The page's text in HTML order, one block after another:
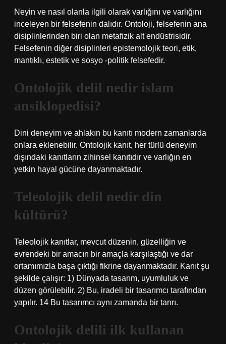
Neyin ve nasıl olanla ilgili olarak varlığını ve varlığını
inceleyen bir felsefenin dalıdır. Ontoloji, felsefenin ana
disiplinlerinden biri olan metafizik alt endüstrisidir.
Felsefenin diğer disiplinleri epistemolojik teori, etik,
mantıklı, estetik ve sosyo -politik felsefedir.
Ontolojik delil nedir islam
ansiklopedisi?
Dini deneyim ve ahlakın bu kanıtı modern zamanlarda
onlara eklenebilir. Ontolojik kanıt, her türlü deneyim
dışındaki kanıtların zihinsel kanıtıdır ve varlığın en
yetkin hayal gücüne dayanmaktadır.
Teleolojik delil nedir din
kültürü?
Teleolojik kanıtlar, mevcut düzenin, güzelliğin ve
evrendeki bir amacın bir amaçla karşılaştığı ve dar
ortamımızla başa çıktığı fikrine dayanmaktadır. Kanıt şu
şekilde çalışır: 1) Dünyada tasarım, uyumluluk ve
düzen görülebilir. 2) Bu, iradeli bir tasarımcı tarafından
yapılır. 14 Bu tasarımcı aynı zamanda bir tanrı.
Ontolojik delili ilk kullanan